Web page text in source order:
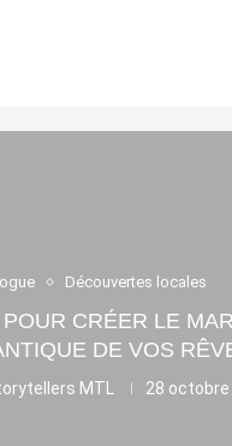
Découvertes locales
CRÉER LE
DE VOS
MTL 28 octobre